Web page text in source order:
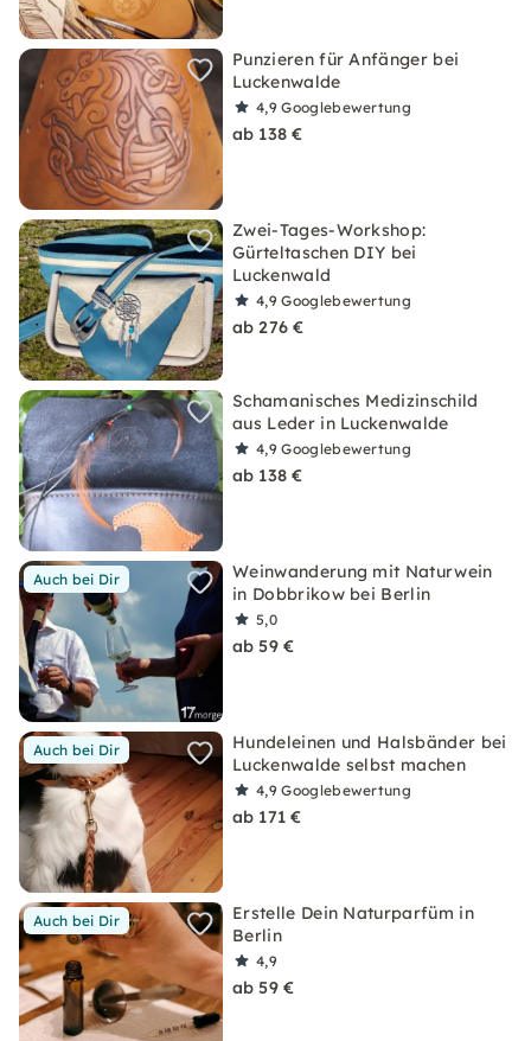
Punzieren für Anfänger bei
Luckenwalde
4,9Googlebewertung
ab 138 €
Zwei-Tages-Workshop:
Gürteltaschen DIY bei
Luckenwald
4,9Googlebewertung
ab 276 €
Schamanisches Medizinschild
aus Leder in Luckenwalde
4,9Googlebewertung
ab 138 €
Auch bei Dir
Weinwanderung mit Naturwein
in Dobbrikow bei Berlin
5,0
ab 59 €
Auch bei Dir
Hundeleinen und Halsbänder bei
Luckenwalde selbst machen
4,9Googlebewertung
ab 171 €
Auch bei Dir
Erstelle Dein Naturparfüm in
Berlin
4,9
ab 59 €